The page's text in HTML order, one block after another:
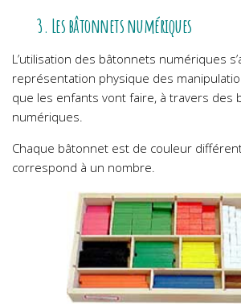
3. Les bâtonnets numériques
L’utilisation des bâtonnets numériques
représentation physique des
que les enfants vont faire, à travers des
numériques.
Chaque bâtonnet est de couleur
correspond à un nombre.